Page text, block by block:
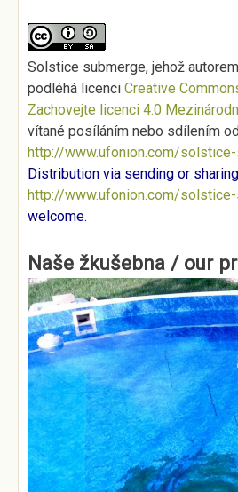
Solstice submerge, jehož
podléhá licenci Creative
Zachovejte licenci 4.0
vítané posíláním nebo sdílením
http://www.ufonion.com/
Distribution via sending or
http://www.ufonion.com/
welcome.
Naše žkušebna / our